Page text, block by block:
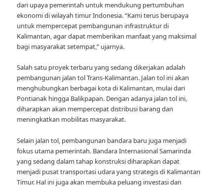
dari upaya pemerintah untuk mendukung pertumbuhan
ekonomi di wilayah timur Indonesia. “Kami terus berupaya
untuk mempercepat pembangunan infrastruktur di
Kalimantan, agar dapat memberikan manfaat yang maksimal
bagi masyarakat setempat,” ujarnya.
Salah satu proyek terbaru yang sedang dikerjakan adalah
pembangunan jalan tol Trans-Kalimantan. Jalan tol ini akan
menghubungkan berbagai kota di Kalimantan, mulai dari
Pontianak hingga Balikpapan. Dengan adanya jalan tol ini,
diharapkan akan mempercepat distribusi barang dan
meningkatkan mobilitas masyarakat.
Selain jalan tol, pembangunan bandara baru juga menjadi
fokus utama pemerintah. Bandara Internasional Samarinda
yang sedang dalam tahap konstruksi diharapkan dapat
menjadi pusat transportasi udara yang strategis di Kalimantan
Timur. Hal ini juga akan membuka peluang investasi dan